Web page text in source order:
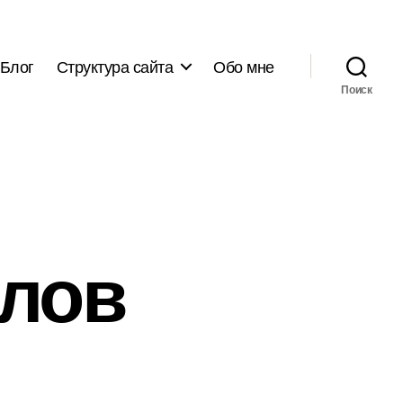
Блог Структура сайта Обо мне
Поиск